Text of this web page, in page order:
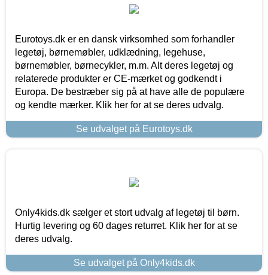
Eurotoys.dk er en dansk virksomhed som forhandler
legetøj, børnemøbler, udklædning, legehuse,
børnemøbler, børnecykler, m.m. Alt deres legetøj og
relaterede produkter er CE-mærket og godkendt i
Europa. De bestræber sig på at have alle de populære
og kendte mærker. Klik her for at se deres udvalg.
Se udvalget på Eurotoys.dk
Only4kids.dk sælger et stort udvalg af legetøj til børn.
Hurtig levering og 60 dages returret. Klik her for at se
deres udvalg.
Se udvalget på Only4kids.dk